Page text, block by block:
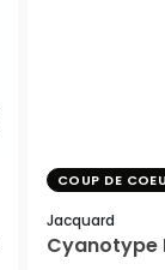
COUP DE
Jacquard
Cyanotype